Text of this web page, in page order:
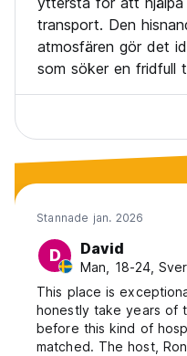
transport. Den
atmosfären gör det
som söker en fridfull
Stannade jan. 2026
D David
Man, 18-24,
This place is
honestly take years of
before this kind of
matched. The host,